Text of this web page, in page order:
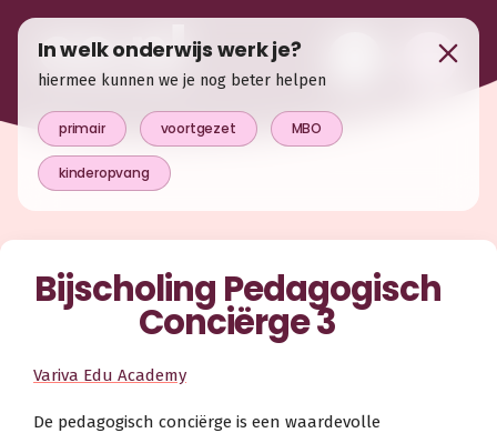
Bijscholing Pedagogisch
Conciërge 3
Variva Edu Academy
De pedagogisch conciërge is een waardevolle
In welk onderwijs werk je?
hiermee kunnen we je nog beter helpen
primair voortgezet MBO
kinderopvang